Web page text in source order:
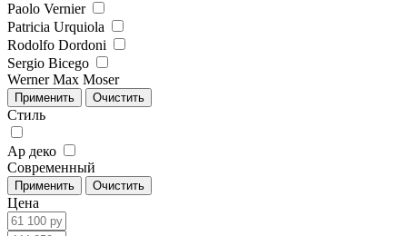
Paolo Vernier
Patricia Urquiola
Rodolfo Dordoni
Sergio Bicego
Werner Max Moser
Стиль
Ар деко
Современный
Цена